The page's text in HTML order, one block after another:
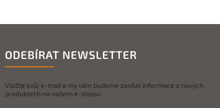
ODEBÍRAT NEWSLETTER
Vložte svůj e-mail a my vám budeme zasílat informace o nových
produktech na našem e-shopu.